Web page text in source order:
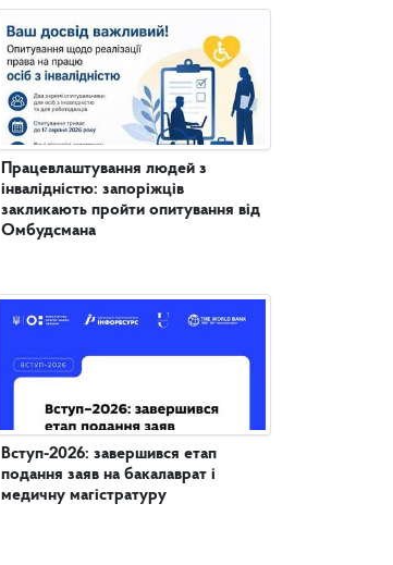
Працевлаштування людей з
інвалідністю: запоріжців
закликають пройти опитування від
Омбудсмана
Вступ-2026: завершився етап
подання заяв на бакалаврат і
медичну магістратуру